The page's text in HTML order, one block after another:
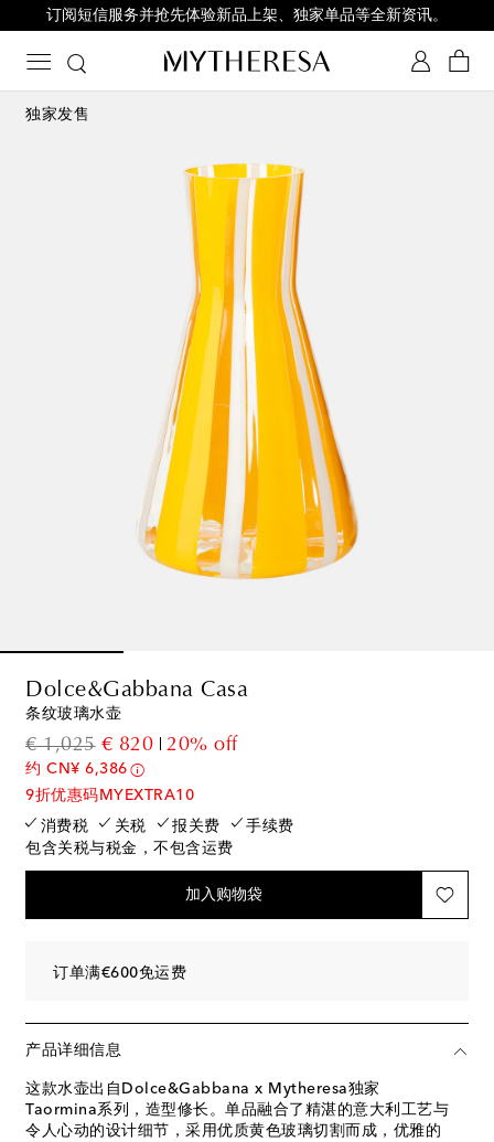
订阅短信服务并抢先体验新品上架、独家单品等全新资讯。
独家发售
Dolce&Gabbana Casa
条纹玻璃水壶
€ 1,025original price
€ 820discount price
20% off
约 CN¥ 6,386
9折优惠码MYEXTRA10
消费税
关税 报关费
手续费
包含关税与税金，不包含运费
加入购物袋
订单满€600免运费
产品详细信息
这款水壶出自Dolce&Gabbana x Mytheresa独家
Taormina系列，造型修长。单品融合了精湛的意大利工艺与
令人心动的设计细节，采用优质黄色玻璃切割而成，优雅的